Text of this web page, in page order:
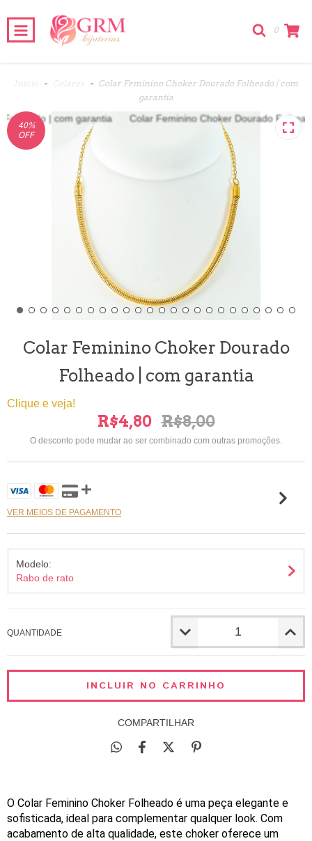
0
- - Colar Feminino Choker Dourado Folheado | com
garantia
40%
OFF
Colar Feminino Choker Dourado
Folheado | com garantia
Clique e veja!
R$4,80 R$8,00
O desconto pode mudar ao ser combinado com outras promoções.
VER MEIOS DE PAGAMENTO
Modelo:
Rabo de rato
QUANTIDADE
COMPARTILHAR
O Colar Feminino Choker Folheado é uma peça elegante e
sofisticada, ideal para complementar qualquer look. Com
acabamento de alta qualidade, este choker oferece um